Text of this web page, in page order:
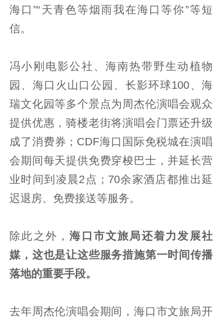
海口”“天青色等烟雨我在海口等你”等短
信。
冯小刚电影公社、海南热带野生动植物
园、海口火山口公园、长影环球100、海
瑞文化园等多个景点为周杰伦演唱会观众
提供优惠，骑楼老街将演唱会门票还升级
成了消费券；CDF海口国际免税城在演唱
会期间每天提供免费穿梭巴士，并延长营
业时间到凌晨2点；70余家酒店都推出延
迟退房、免费接送等服务。
除此之外，海口市文旅局还着力发展社
媒，这也是让这些服务措施第一时间传播
落地的重要手段。
去年周杰伦演唱会期间，海口市文旅局开